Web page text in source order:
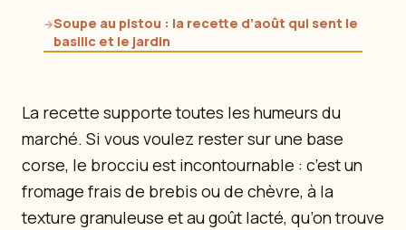
→Soupe au pistou : la recette d’août qui sent le
basilic et le jardin
La recette supporte toutes les humeurs du
marché. Si vous voulez rester sur une base
corse, le brocciu est incontournable : c’est un
fromage frais de brebis ou de chèvre, à la
texture granuleuse et au goût lacté, qu’on trouve